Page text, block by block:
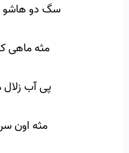
سگ دو هاشو
مثه ماهی
پی آب زلال
مثه اون